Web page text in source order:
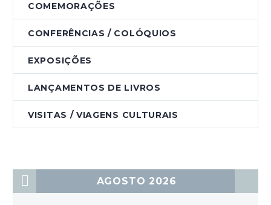
COMEMORAÇÕES
CONFERÊNCIAS / COLÓQUIOS
EXPOSIÇÕES
LANÇAMENTOS DE LIVROS
VISITAS / VIAGENS CULTURAIS
AGOSTO 2026